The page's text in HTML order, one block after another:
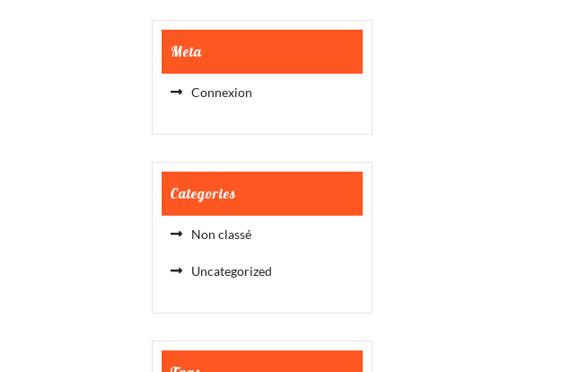
Meta
Connexion
Categories
Non classé
Uncategorized